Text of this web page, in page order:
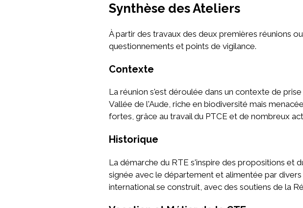
Synthèse des Ateliers
À partir des travaux des deux premières réunions
questionnements et points de vigilance.
Contexte
La réunion s'est déroulée dans un contexte de
Vallée de l'Aude, riche en biodiversité mais
fortes, grâce au travail du PTCE et de nombreux
Historique
La démarche du RTE s'inspire des propositions et
signée avec le département et alimentée par
international se construit, avec des soutiens de la